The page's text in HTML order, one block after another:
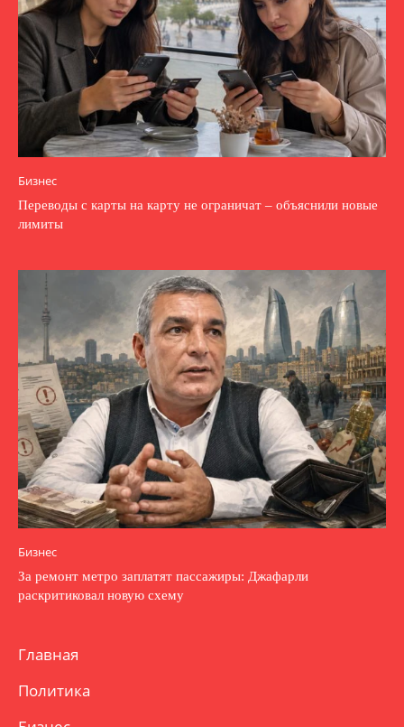
Бизнес
Переводы с карты на карту не ограничат – объяснили новые
лимиты
Бизнес
За ремонт метро заплатят пассажиры: Джафарли
раскритиковал новую схему
Главная
Политика